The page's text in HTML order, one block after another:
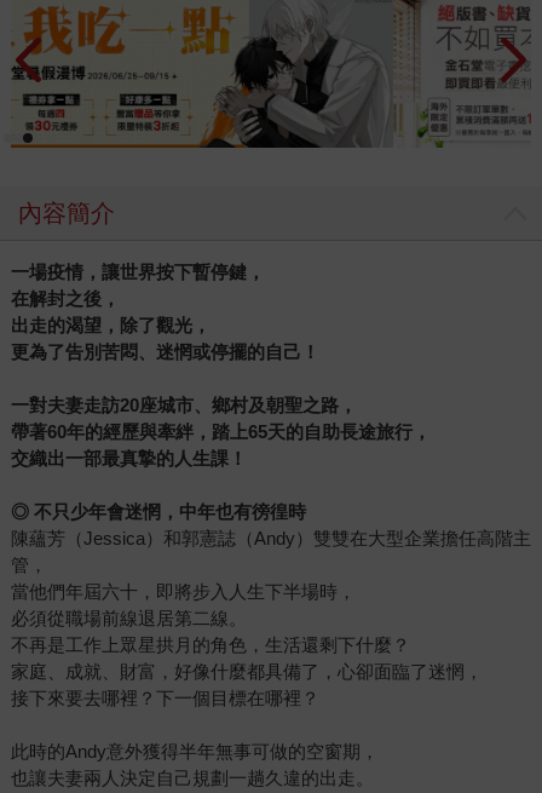
內容簡介
一場疫情，讓世界按下暫停鍵，
在解封之後，
出走的渴望，除了觀光，
更為了告別苦悶、迷惘或停擺的自己！
一對夫妻走訪20座城市、鄉村及朝聖之路，
帶著60年的經歷與牽絆，踏上65天的自助長途旅行，
交織出一部最真摯的人生課！
◎ 不只少年會迷惘，中年也有徬徨時
陳蘊芳（Jessica）和郭憲誌（Andy）雙雙在大型企業擔任高階主
管，
當他們年屆六十，即將步入人生下半場時，
必須從職場前線退居第二線。
不再是工作上眾星拱月的角色，生活還剩下什麼？
家庭、成就、財富，好像什麼都具備了，心卻面臨了迷惘，
接下來要去哪裡？下一個目標在哪裡？
此時的Andy意外獲得半年無事可做的空窗期，
也讓夫妻兩人決定自己規劃一趟久違的出走。